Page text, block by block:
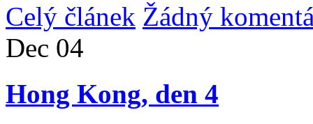
Celý článek Žádný
Dec 04
Hong Kong, den 4